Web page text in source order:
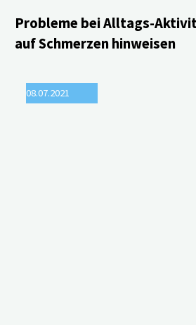
Menschen
mit
Probleme bei Alltags-
auf Schmerzen hinweisen
08.07.2021